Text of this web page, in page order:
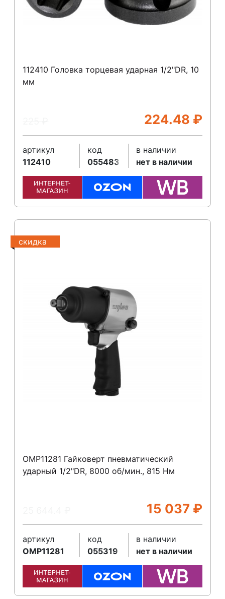
112410 Головка торцевая ударная 1/2"DR, 10
мм
224.48 ₽
артикул
112410
код
055483
в наличии
нет в наличии
скидка
OMP11281 Гайковерт пневматический
ударный 1/2"DR, 8000 об/мин., 815 Нм
15 037 ₽
артикул
OMP11281
код
055319
в наличии
нет в наличии